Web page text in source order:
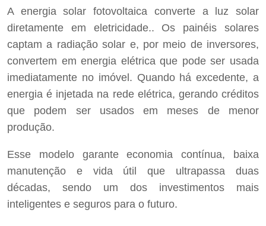
A energia solar fotovoltaica converte a luz solar
diretamente em eletricidade.. Os painéis solares
captam a radiação solar e, por meio de inversores,
convertem em energia elétrica que pode ser usada
imediatamente no imóvel. Quando há excedente, a
energia é injetada na rede elétrica, gerando créditos
que podem ser usados em meses de menor
produção.
Esse modelo garante economia contínua, baixa
manutenção e vida útil que ultrapassa duas
décadas, sendo um dos investimentos mais
inteligentes e seguros para o futuro.